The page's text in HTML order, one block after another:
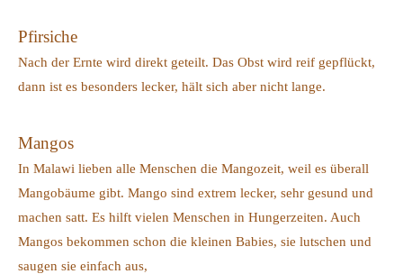
Pfirsiche
Nach der Ernte wird direkt geteilt. Das Obst wird reif gepflückt,
dann ist es besonders lecker, hält sich aber nicht lange.
Mangos
In Malawi lieben alle Menschen die Mangozeit, weil es überall
Mangobäume gibt. Mango sind extrem lecker, sehr gesund und
machen satt. Es hilft vielen Menschen in Hungerzeiten. Auch
Mangos bekommen schon die kleinen Babies, sie lutschen und
saugen sie einfach aus,